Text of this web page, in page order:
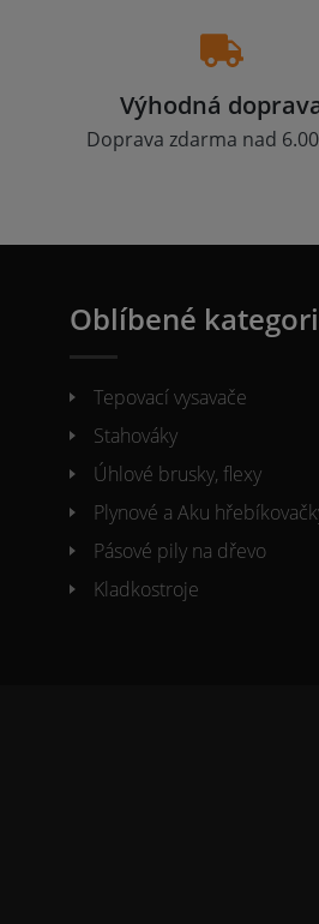
Výhodná
Doprava zdarma nad
Oblíbené
Tepovací vysavače
Stahováky
Úhlové brusky, flexy
Plynové a Aku
Pásové pily na dřevo
Kladkostroje